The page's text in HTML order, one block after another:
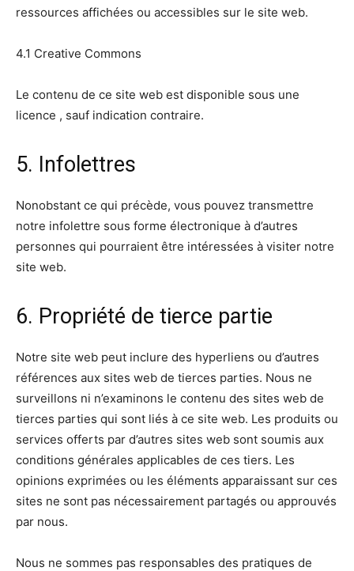
ressources affichées ou accessibles sur le site web.
4.1 Creative Commons
Le contenu de ce site web est disponible sous une
licence , sauf indication contraire.
5. Infolettres
Nonobstant ce qui précède, vous pouvez transmettre
notre infolettre sous forme électronique à d’autres
personnes qui pourraient être intéressées à visiter notre
site web.
6. Propriété de tierce partie
Notre site web peut inclure des hyperliens ou d’autres
références aux sites web de tierces parties. Nous ne
surveillons ni n’examinons le contenu des sites web de
tierces parties qui sont liés à ce site web. Les produits ou
services offerts par d’autres sites web sont soumis aux
conditions générales applicables de ces tiers. Les
opinions exprimées ou les éléments apparaissant sur ces
sites ne sont pas nécessairement partagés ou approuvés
par nous.
Nous ne sommes pas responsables des pratiques de